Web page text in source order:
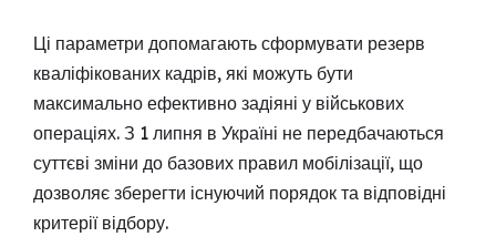
Ці параметри допомагають сформувати резерв
кваліфікованих кадрів, які можуть бути
максимально ефективно задіяні у військових
операціях. З 1 липня в Україні не передбачаються
суттєві зміни до базових правил мобілізації, що
дозволяє зберегти існуючий порядок та відповідні
критерії відбору.